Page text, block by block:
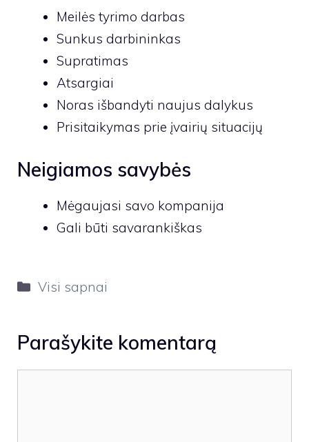
Meilės tyrimo darbas
Sunkus darbininkas
Supratimas
Atsargiai
Noras išbandyti naujus dalykus
Prisitaikymas prie įvairių situacijų
Neigiamos savybės
Mėgaujasi savo kompanija
Gali būti savarankiškas
Kategorijos
Visi sapnai
Parašykite komentarą